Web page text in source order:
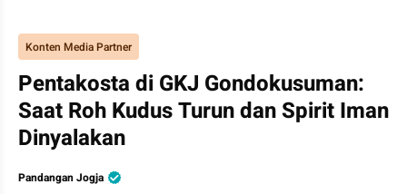
Konten Media Partner
Pentakosta di GKJ Gondokusuman:
Saat Roh Kudus Turun dan Spirit Iman
Dinyalakan
Pandangan Jogja